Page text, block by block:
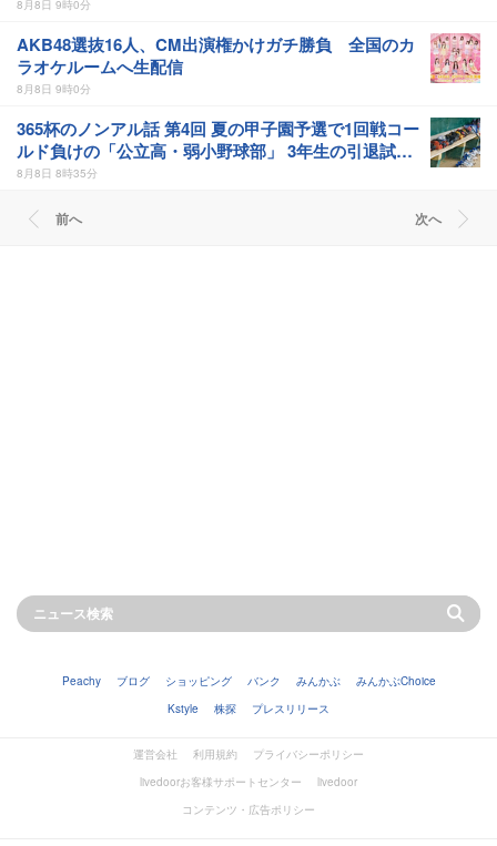
8月8日 9時0分
AKB48選抜16人、CM出演権かけガチ勝負 全国のカ
ラオケルームへ生配信
8月8日 9時0分
365杯のノンアル話 第4回 夏の甲子園予選で1回戦コー
ルド負けの「公立高・弱小野球部」 3年生の引退試合
後、父兄が“現場”で取り出したのは……
8月8日 8時35分
前へ 次へ
Peachy ブログ ショッピング バンク みんかぶ
みんかぶChoice
Kstyle
株探 プレスリリース
運営会社 利用規約
プライバシーポリシー
livedoorお客様サポートセンター
livedoor
コンテンツ・広告ポリシー